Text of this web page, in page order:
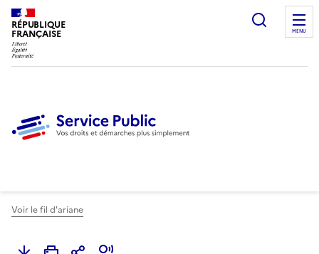
RÉPUBLIQUE
FRANÇAISE
Ouvrir
MENU
Voir le fil d'ariane